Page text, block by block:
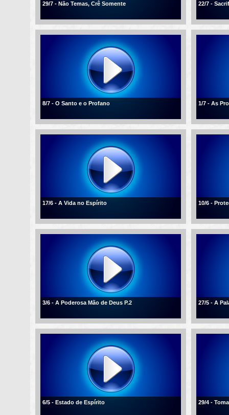
29/7 - Não Temas, Crê Somente 22/7 -
8/7 - O Santo e o Profano 1/7 - As
17/6 - A Vida no Espírito 10/6 -
3/6 - A Poderosa Mão de Deus P.2 27/5 - A
6/5 - Estado de Espírito 29/4 -